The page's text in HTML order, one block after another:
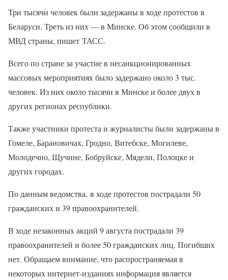
Три тысячи человек были задержаны в ходе протестов в
Беларуси. Треть из них — в Минске. Об этом сообщили в
МВД страны, пишет ТАСС.
Всего по стране за участие в несанкционированных
массовых мероприятиях было задержано около 3 тыс.
человек. Из них около тысячи в Минске и более двух в
других регионах республики.
Также участники протеста и журналисты были задержаны в
Гомеле, Барановичах, Гродно, Витебске, Могилеве,
Молодечно, Щучине, Бобруйске, Мядели, Полоцке и
других городах.
По данным ведомства, в ходе протестов пострадали 50
гражданских и 39 правоохранителей.
В ходе незаконных акций 9 августа пострадали 39
правоохранителей и более 50 гражданских лиц. Погибших
нет. Обращаем внимание, что распространяемая в
некоторых интернет-изданиях информация является